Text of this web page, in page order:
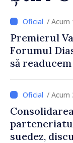
/ Acum
Premierul
Forumul
să
Republica
direcția / Acum
Consolidarea
suedez,